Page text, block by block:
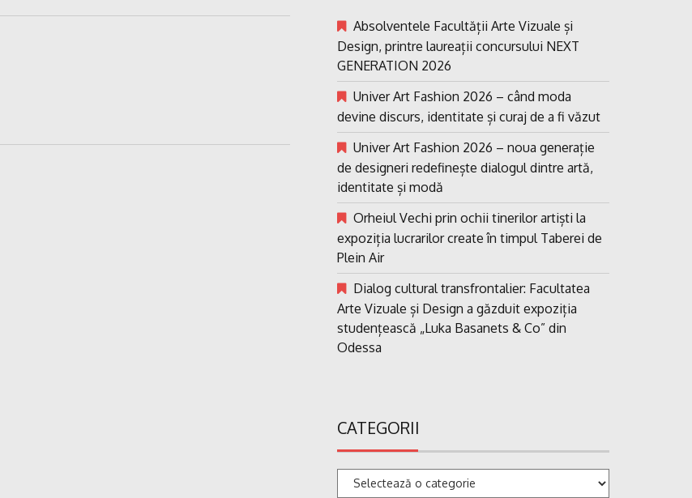
Absolventele Facultății Arte Vizuale și
Design, printre laureații concursului NEXT
GENERATION 2026
Univer Art Fashion 2026 – când moda
devine discurs, identitate și curaj de a fi văzut
Univer Art Fashion 2026 – noua generație
de designeri redefinește dialogul dintre artă,
identitate și modă
Orheiul Vechi prin ochii tinerilor artiști la
expoziția lucrarilor create în timpul Taberei de
Plein Air
Dialog cultural transfrontalier: Facultatea
Arte Vizuale și Design a găzduit expoziția
studențească „Luka Basanets & Co” din
Odessa
CATEGORII
Categorii